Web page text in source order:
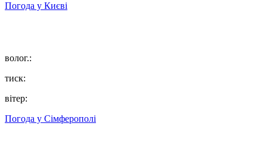
Погода у Києві
волог.:
тиск:
вітер:
Погода у Сімферополі